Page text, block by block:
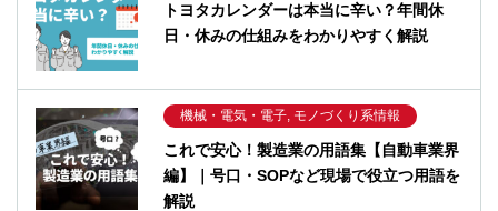
トヨタカレンダーは本当に辛い？年間休
日・休みの仕組みをわかりやすく解説
機械・電気・電子, モノづくり系情報
これで安心！製造業の用語集【自動車業界
編】｜号口・SOPなど現場で役立つ用語を
解説